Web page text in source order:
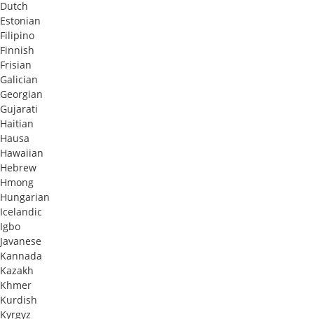
Dutch
Estonian
Filipino
Finnish
Frisian
Galician
Georgian
Gujarati
Haitian
Hausa
Hawaiian
Hebrew
Hmong
Hungarian
Icelandic
Igbo
Javanese
Kannada
Kazakh
Khmer
Kurdish
Kyrgyz